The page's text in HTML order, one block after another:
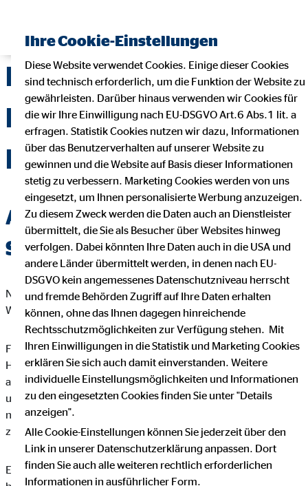
Duales Studium in der
Bezirksdirektion
Reichardt
Angebot für Abiturienten und
Studenten
Nach dem Abi an die Uni? Oder direkt ins Berufsleben starten?
Warum nicht beides?
Für unser Team suchen wir Abiturienten zur Verstärkung im
Haupt- oder Nebenberuf. Wir bieten dir ein
abwechslungsreiches und anspruchsvolles Aufgabengebiet
und einen Beruf mit ausgezeichneten Perspektiven. Du hast
nahezu unbegrenzte Entwicklungsmöglichkeiten in einem
zukunftssicheren Umfeld.
Ein duales Bachelor-Studium bei der OVB ist ein
Ihre Cookie-Einstellungen
Diese Website verwendet Cookies. Einige dieser Cookies
sind technisch erforderlich, um die Funktion der Website zu
gewährleisten. Darüber hinaus verwenden wir Cookies für
die wir Ihre Einwilligung nach EU-DSGVO Art.6 Abs.1 lit. a
erfragen. Statistik Cookies nutzen wir dazu, Informationen
über das Benutzerverhalten auf unserer Website zu
gewinnen und die Website auf Basis dieser Informationen
stetig zu verbessern. Marketing Cookies werden von uns
eingesetzt, um Ihnen personalisierte Werbung anzuzeigen.
Zu diesem Zweck werden die Daten auch an Dienstleister
übermittelt, die Sie als Besucher über Websites hinweg
verfolgen. Dabei könnten Ihre Daten auch in die USA und
andere Länder übermittelt werden, in denen nach EU-
DSGVO kein angemessenes Datenschutzniveau herrscht
und fremde Behörden Zugriff auf Ihre Daten erhalten
können, ohne das Ihnen dagegen hinreichende
Rechtsschutzmöglichkeiten zur Verfügung stehen. Mit
Ihren Einwilligungen in die Statistik und Marketing Cookies
erklären Sie sich auch damit einverstanden. Weitere
individuelle Einstellungsmöglichkeiten und Informationen
zu den eingesetzten Cookies finden Sie unter "Details
anzeigen".
Alle Cookie-Einstellungen können Sie jederzeit über den
Link in unserer Datenschutzerklärung anpassen. Dort
finden Sie auch alle weiteren rechtlich erforderlichen
Informationen in ausführlicher Form.